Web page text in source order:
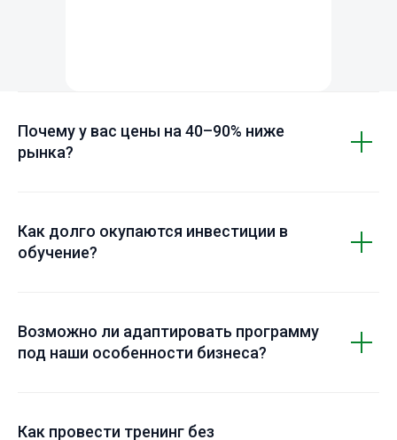
Почему у вас цены на 40–90% ниже
рынка?
Как долго окупаются инвестиции в
обучение?
Возможно ли адаптировать программу
под наши особенности бизнеса?
Как провести тренинг без